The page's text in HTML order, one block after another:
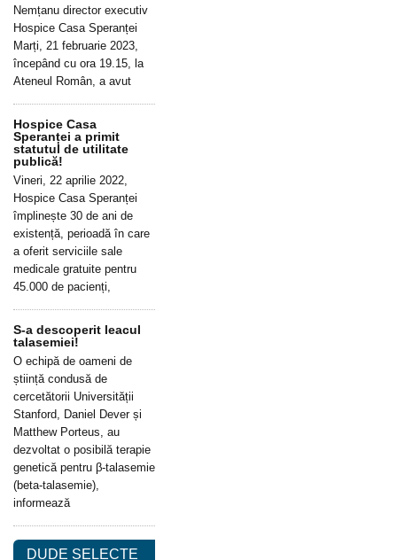
Nemțanu director executiv
Hospice Casa Speranței
Marți, 21 februarie 2023,
începând cu ora 19.15, la
Ateneul Român, a avut
Hospice Casa
Speranței a primit
statutul de utilitate
publică!
Vineri, 22 aprilie 2022,
Hospice Casa Speranței
împlinește 30 de ani de
existență, perioadă în care
a oferit serviciile sale
medicale gratuite pentru
45.000 de pacienți,
S-a descoperit leacul
talasemiei!
O echipă de oameni de
știință condusă de
cercetătorii Universității
Stanford, Daniel Dever și
Matthew Porteus, au
dezvoltat o posibilă terapie
genetică pentru β-talasemie
(beta-talasemie),
informează
DUDE SELECTE